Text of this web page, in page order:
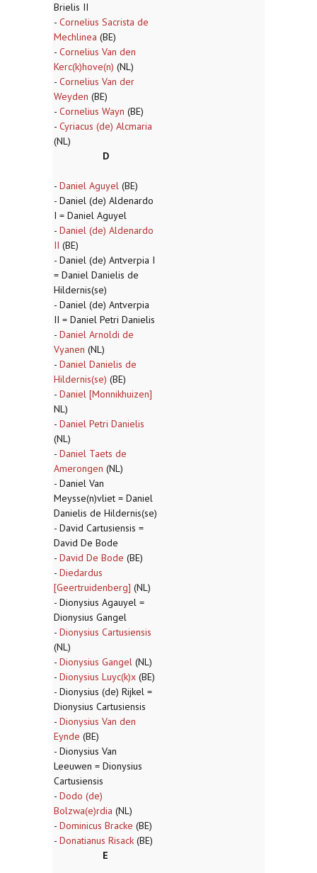
Brielis II
- Cornelius Sacrista de
Mechlinea (BE)
- Cornelius Van den
Kerc(k)hove(n) (NL)
- Cornelius Van der
Weyden (BE)
- Cornelius Wayn (BE)
- Cyriacus (de) Alcmaria
(NL)
D
- Daniel Aguyel (BE)
- Daniel (de) Aldenardo
I = Daniel Aguyel
- Daniel (de) Aldenardo
II (BE)
- Daniel (de) Antverpia I
= Daniel Danielis de
Hildernis(se)
- Daniel (de) Antverpia
II = Daniel Petri Danielis
- Daniel Arnoldi de
Vyanen (NL)
- Daniel Danielis de
Hildernis(se) (BE)
- Daniel [Monnikhuizen]
NL)
- Daniel Petri Danielis
(NL)
- Daniel Taets de
Amerongen (NL)
- Daniel Van
Meysse(n)vliet = Daniel
Danielis de Hildernis(se)
- David Cartusiensis =
David De Bode
- David De Bode (BE)
- Diedardus
[Geertruidenberg] (NL)
- Dionysius Agauyel =
Dionysius Gangel
- Dionysius Cartusiensis
(NL)
- Dionysius Gangel (NL)
- Dionysius Luyc(k)x (BE)
- Dionysius (de) Rijkel =
Dionysius Cartusiensis
- Dionysius Van den
Eynde (BE)
- Dionysius Van
Leeuwen = Dionysius
Cartusiensis
- Dodo (de)
Bolzwa(e)rdia (NL)
- Dominicus Bracke (BE)
- Donatianus Risack (BE)
E